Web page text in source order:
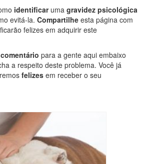
identificaruma gravidez psicológica
evitá-la. Compartilhe esta página com
felizes em adquirir este
comentário para a gente aqui embaixo
a respeito deste problema. Você já
felizes em receber o seu